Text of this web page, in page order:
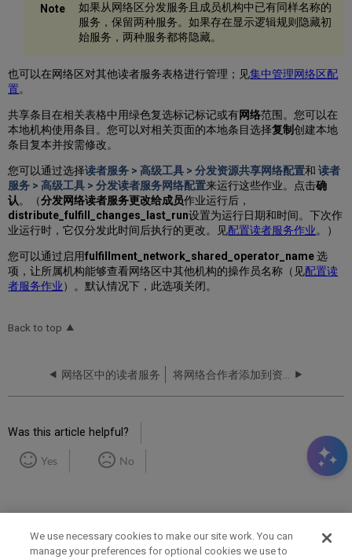
如果从网络区分发服务且成员机构中已有同样名称的
服务，保留两种服务。如果存在显示逻辑规则隐藏初
始服务，两种服务都将隐藏。
也可以在网络区对其他读者服务表格进行管理；见集中管理网络区配
置。
共享条目在相关表格中用绿色复选标记标记或有网络范围。您可以在
本地机构使用条目。您可以对相关页面的本地条目选择复制创建本地
条目复本并按需修改。
您可以通过选择读者服务 > 高级工具 > 分发资源共享网络配置和读者
服务 > 高级工具 > 分发读者服务网络配置来运行这些作业。点击确
认。（分发网络读者服务更改给成员作业运行后，
distribute_fulfill_changes_last_run设置为运行日期和时间。下次作
业运行时，它仅分发此时间后执行的更改。见配置读者服务作业。）
您可以通过启用fulfillment_network_shared_operator_name选
项，让所属机构能够查看网络区中其他机构的操作员名称（见配置读
者服务作业）。默认情况下，此选项关闭。
Back to top
网络区中的读者服务 将网络合作者添加到资源共享列表
Was this article helpful?
Yes No
We use necessary cookies to make our site work. You can
manage your preferences for optional cookies we use to